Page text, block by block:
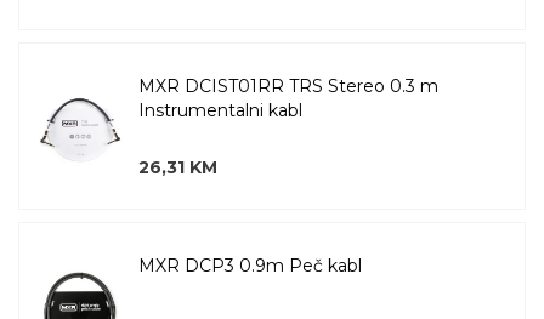
MXR DCIST01RR TRS Stereo 0.3 m
Instrumentalni kabl
26,31 KM
MXR DCP3 0.9m Peč kabl